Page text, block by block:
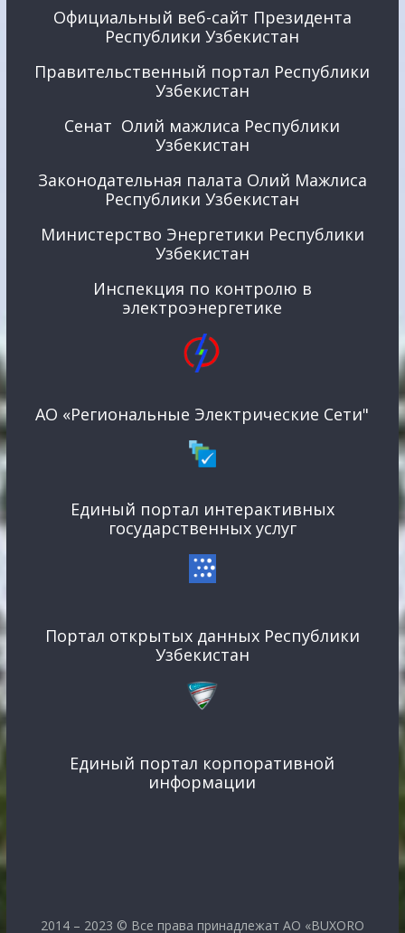
Официальный веб-сайт Президента
Республики Узбекистан
Правительственный портал Республики
Узбекистан
Сенат Олий мажлиса Республики
Узбекистан
Законодательная палата Олий Мажлиса
Республики Узбекистан
Министерство Энергетики Республики
Узбекистан
Инспекция по контролю в
электроэнергетике
АО «Региональные Электрические Сети"
Единый портал интерактивных
государственных услуг
Портал открытых данных Республики
Узбекистан
Единый портал корпоративной
информации
2014 – 2023 © Все права принадлежат АО «BUXORO